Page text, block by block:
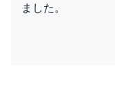
ました。